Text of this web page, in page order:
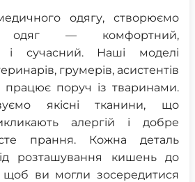
одягу, створюємо
одяг — комфортний,
і сучасний. Наші моделі
грумерів, асистентів
працює поруч із тваринами.
якісні тканини, що
алергій і добре
прання. Кожна деталь
розташування кишень до
щоб ви могли зосередитися